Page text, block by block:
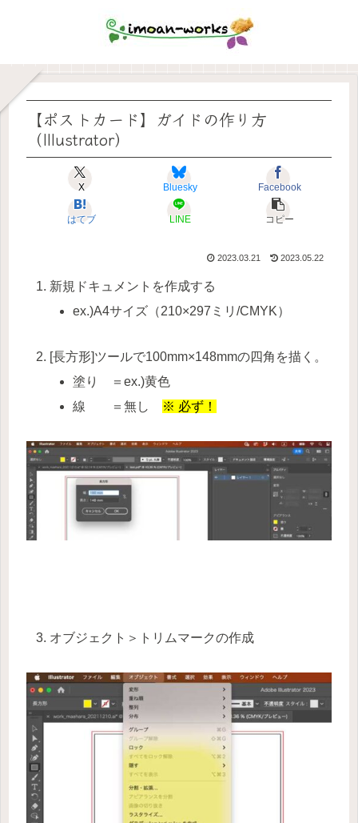
【ポストカード】ガイドの作り方
（Illustrator）
X Bluesky Facebook
はてブ LINE コピー
2023.03.21 2023.05.22
新規ドキュメントを作成する
ex.)A4サイズ（210×297ミリ/CMYK）
[長方形]ツールで100mm×148mmの四角を描く。
塗り ＝ex.)黄色
線 ＝無し ※ 必ず！
オブジェクト＞トリムマークの作成